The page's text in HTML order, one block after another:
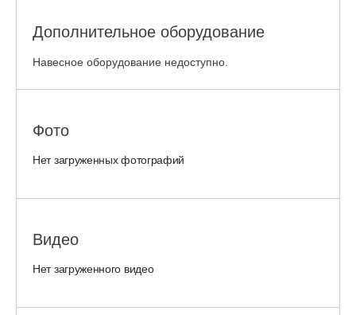
Дополнительное оборудование
Навесное оборудование недоступно.
Фото
Нет загруженных фотографий
Видео
Нет загруженного видео